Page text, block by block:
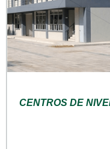
CENTROS DE